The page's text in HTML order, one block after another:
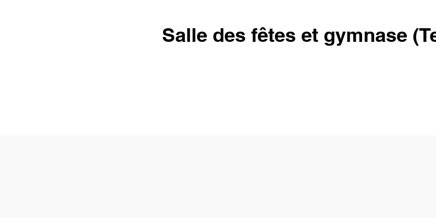
Salle des fêtes et gymnase